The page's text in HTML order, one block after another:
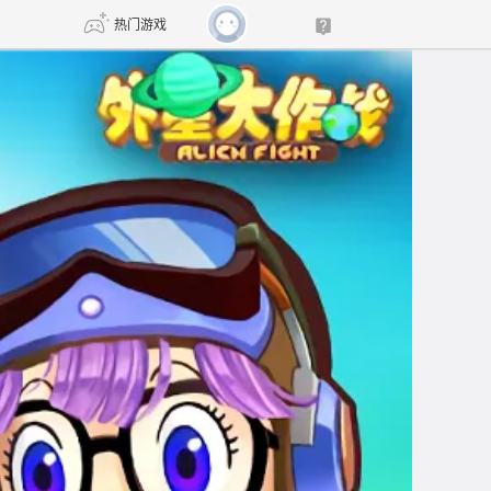
热门游戏
传奇4
剑网3旗舰版 新天龙八部
诛仙世界 新仙侠5